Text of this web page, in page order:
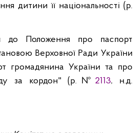
дитини її національності (р.
до Положення про паспорт
Верховної Ради України
громадянина України та про
за кордон" (р.№ 2113, н.д.